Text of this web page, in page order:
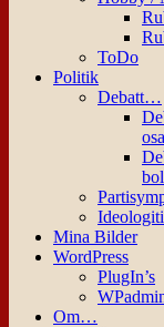
ToDo
Politik
Debatt…
Mina Bilder
WordPress
PlugIn’s
Om…